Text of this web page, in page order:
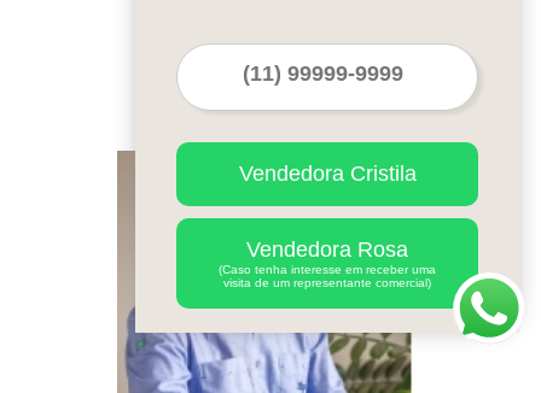
fino masculina preço
Caierias
Cod.: 41175
Vendedora Cristila
Vendedora Rosa
(Caso tenha interesse em receber uma
visita de um representante comercial)